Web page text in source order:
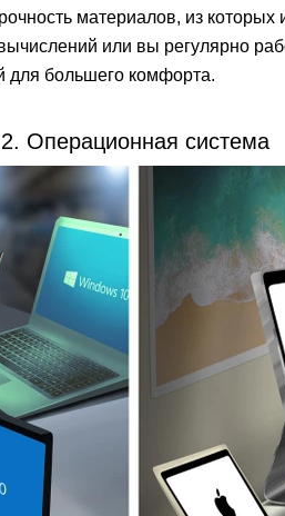
материалов, из которых
или вы регулярно
для большего комфорта.
2. Операционная система